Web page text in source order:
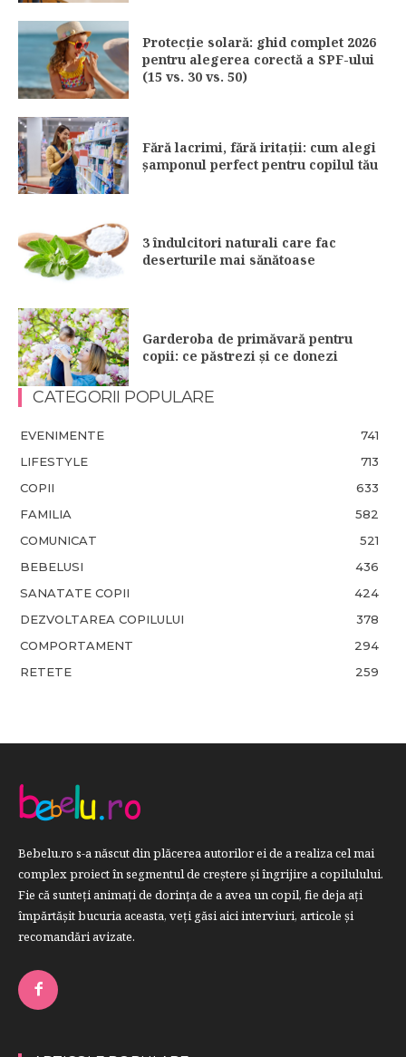
Protecție solară: ghid complet 2026
pentru alegerea corectă a SPF-ului
(15 vs. 30 vs. 50)
Fără lacrimi, fără iritații: cum alegi
șamponul perfect pentru copilul tău
3 îndulcitori naturali care fac
deserturile mai sănătoase
Garderoba de primăvară pentru
copii: ce păstrezi și ce donezi
CATEGORII POPULARE
EVENIMENTE
741
LIFESTYLE
713
COPII
633
FAMILIA
582
COMUNICAT
521
BEBELUSI
436
SANATATE COPII
424
DEZVOLTAREA COPILULUI
378
COMPORTAMENT
294
RETETE
259
Bebelu.ro s-a născut din plăcerea autorilor ei de a realiza cel mai
complex proiect în segmentul de creştere şi îngrijire a copilulului.
Fie că sunteţi animaţi de dorinţa de a avea un copil, fie deja aţi
împărtăşit bucuria aceasta, veți găsi aici interviuri, articole şi
recomandări avizate.